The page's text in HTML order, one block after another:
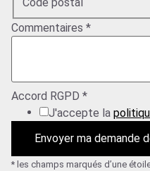
sélectionné
Mise par
Commentaires *
Accord RGPD *
J'accepte la
Envoyer ma demande
* les champs marqués d’une